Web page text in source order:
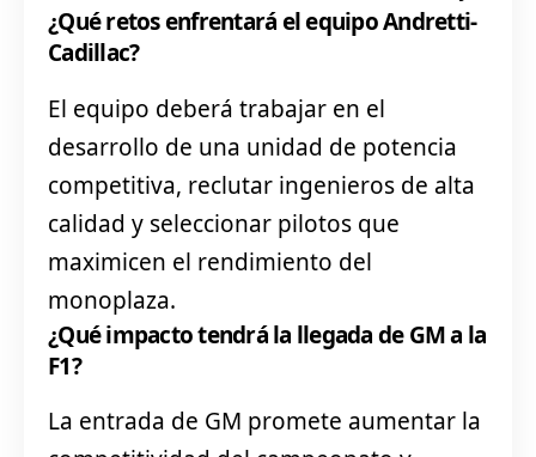
¿Qué retos enfrentará el equipo Andretti-
Cadillac?
El equipo deberá trabajar en el
desarrollo de una unidad de potencia
competitiva, reclutar ingenieros de alta
calidad y seleccionar pilotos que
maximicen el rendimiento del
monoplaza.
¿Qué impacto tendrá la llegada de GM a la
F1?
La entrada de GM promete aumentar la